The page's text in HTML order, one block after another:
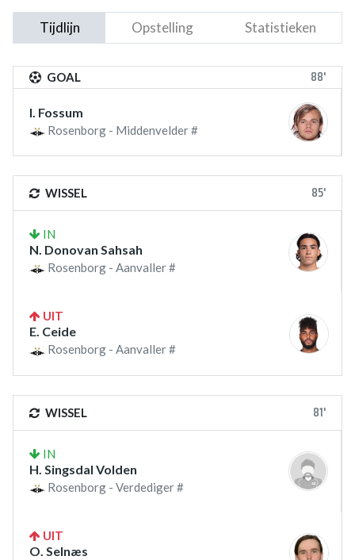
Tijdlijn Opstelling Statistieken
GOAL 88'
I. Fossum
Rosenborg - Middenvelder #
WISSEL 85'
IN
N. Donovan Sahsah
Rosenborg - Aanvaller #
UIT
E. Ceide
Rosenborg - Aanvaller #
WISSEL 81'
IN
H. Singsdal Volden
Rosenborg - Verdediger #
UIT
O. Selnæs